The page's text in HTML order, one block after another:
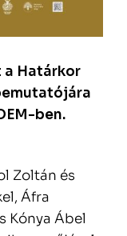
Határkor
ben.
Zoltán és
Áfra
Kónya Ábel